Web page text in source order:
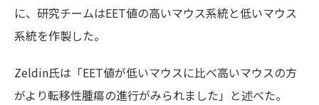
に、研究チームはEET値の高いマウス系統と低いマウス
系統を作製した。
Zeldin氏は「EET値が低いマウスに比べ高いマウスの方
がより転移性腫瘍の進行がみられました」と述べた。